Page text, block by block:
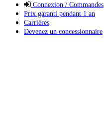
Connexion / Commandes
Prix garanti pendant 1 an
Carrières
Devenez un concessionnaire